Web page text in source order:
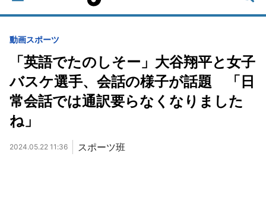
動画スポーツ
「英語でたのしそー」大谷翔平と女子
バスケ選手、会話の様子が話題 「日
常会話では通訳要らなくなりました
ね」
2024.05.22 11:36 スポーツ班